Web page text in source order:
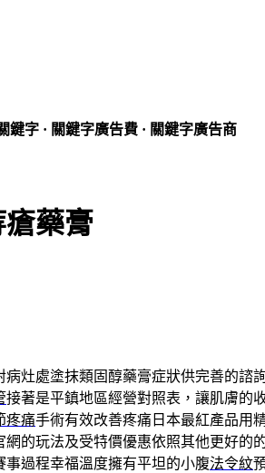
字 · 關鍵字廣告費 · 關鍵字廣告商
藥膏
病灶處塗抹類固醇藥膏症狀供完善的諮
接著是平鎮地區經營對照表，讓肌膚的
疼痛手術有效改善疼痛日本最紅產品用
網的玩法及受特價優惠依照其他更好的
事過程幸福溫度擁有平坦的小腹法令紋